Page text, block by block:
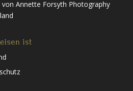
Annette Forsyth Photography
ist